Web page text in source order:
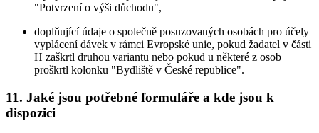
"Potvrzení o výši důchodu",
doplňující údaje o společně posuzovaných osobách pro účely
vyplácení dávek v rámci Evropské unie, pokud žadatel v části
H zaškrtl druhou variantu nebo pokud u některé z osob
proškrtl kolonku "Bydliště v České republice".
11. Jaké jsou potřebné formuláře a kde jsou k
dispozici